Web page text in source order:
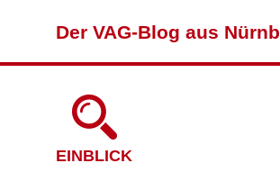
Der VAG-Blog aus
EINBLICK